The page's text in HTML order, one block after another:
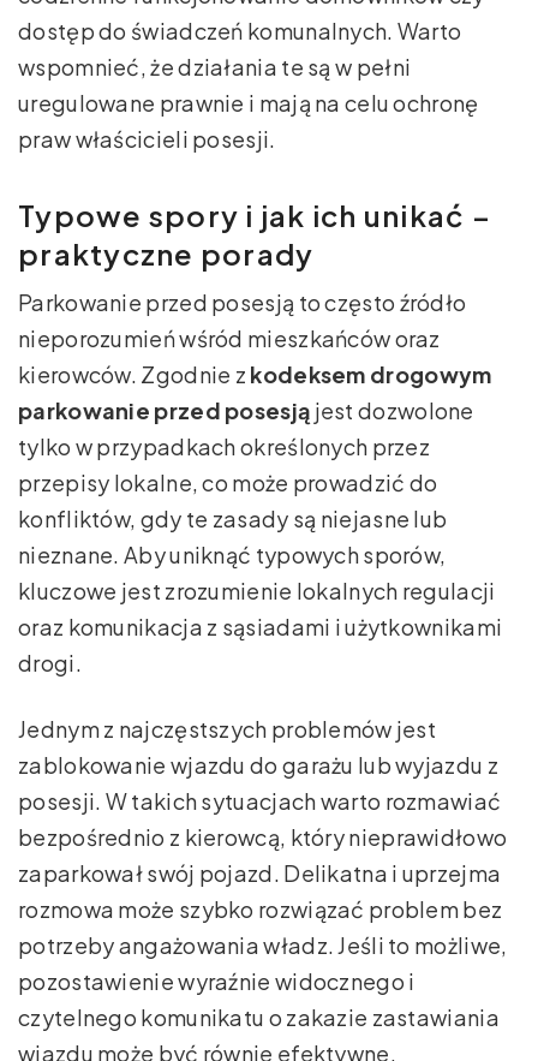
dostęp do świadczeń komunalnych. Warto
wspomnieć, że działania te są w pełni
uregulowane prawnie i mają na celu ochronę
praw właścicieli posesji.
Typowe spory i jak ich unikać –
praktyczne porady
Parkowanie przed posesją to często źródło
nieporozumień wśród mieszkańców oraz
kierowców. Zgodnie z kodeksem drogowym
parkowanie przed posesją jest dozwolone
tylko w przypadkach określonych przez
przepisy lokalne, co może prowadzić do
konfliktów, gdy te zasady są niejasne lub
nieznane. Aby uniknąć typowych sporów,
kluczowe jest zrozumienie lokalnych regulacji
oraz komunikacja z sąsiadami i użytkownikami
drogi.
Jednym z najczęstszych problemów jest
zablokowanie wjazdu do garażu lub wyjazdu z
posesji. W takich sytuacjach warto rozmawiać
bezpośrednio z kierowcą, który nieprawidłowo
zaparkował swój pojazd. Delikatna i uprzejma
rozmowa może szybko rozwiązać problem bez
potrzeby angażowania władz. Jeśli to możliwe,
pozostawienie wyraźnie widocznego i
czytelnego komunikatu o zakazie zastawiania
wjazdu może być równie efektywne.